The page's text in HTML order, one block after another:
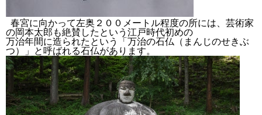
春宮に向かって左奥２００メートル程度の所には、芸術家
の岡本太郎も絶賛したという江戸時代初めの
万治年間に造られたという「万治の石仏（まんじのせきぶ
つ）」と呼ばれる石仏があります。